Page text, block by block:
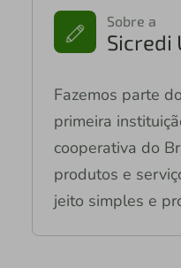
Sobre a
Sicredi
Fazemos parte
primeira
cooperativa do
produtos e
jeito simples e